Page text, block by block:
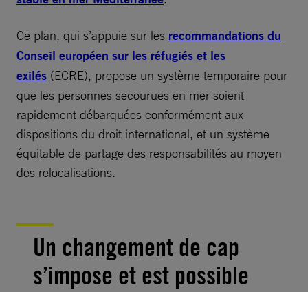
Ce plan, qui s’appuie sur les recommandations du
Conseil européen sur les réfugiés et les
exilés (ECRE), propose un système temporaire pour
que les personnes secourues en mer soient
rapidement débarquées conformément aux
dispositions du droit international, et un système
équitable de partage des responsabilités au moyen
des relocalisations.
Un changement de cap
s’impose et est possible